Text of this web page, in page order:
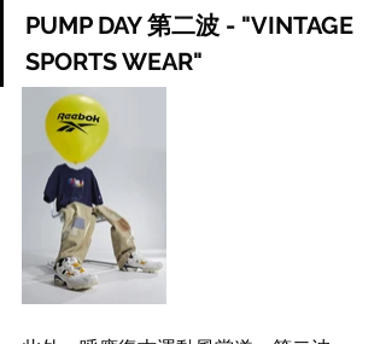
PUMP DAY 第二波 - "VINTAGE
SPORTS WEAR"